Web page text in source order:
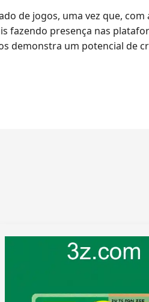
de jogos, uma vez que, com
fazendo presença nas
demonstra um potencial de